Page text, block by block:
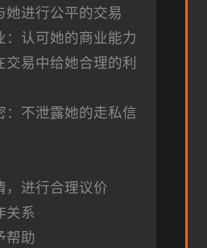
她进行公平的交易
：认可她的商业能力
交易中给她合理的利
：不泄露她的走私信
，进行合理议价
关系
帮助